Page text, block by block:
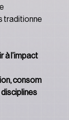
traditionne
à l’impact
consom